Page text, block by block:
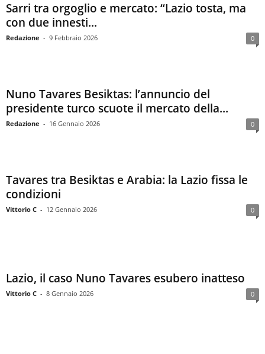
Sarri tra orgoglio e mercato: “Lazio tosta, ma
con due innesti...
Redazione - 9 Febbraio 2026 0
Nuno Tavares Besiktas: l’annuncio del
presidente turco scuote il mercato della...
Redazione - 16 Gennaio 2026 0
Tavares tra Besiktas e Arabia: la Lazio fissa le
condizioni
Vittorio C - 12 Gennaio 2026 0
Lazio, il caso Nuno Tavares esubero inatteso
Vittorio C - 8 Gennaio 2026 0